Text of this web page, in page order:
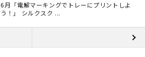
6月「電解マーキングでトレーにプリントしよ
う！」 シルクスク ...